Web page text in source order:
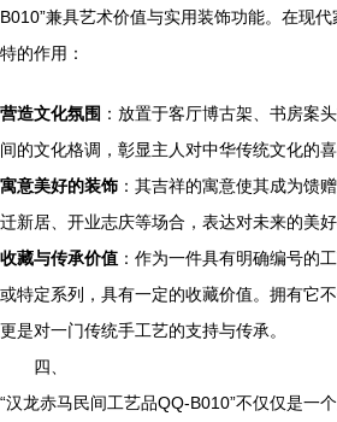
B010”兼具艺术价值与实用装饰功能。在现
特的作用：
营造文化氛围 ：放置于客厅博古架、书房案
间的文化格调，彰显主人对中华传统文化的喜
寓意美好的装饰 ：其吉祥的寓意使其成为馈
迁新居、开业志庆等场合，表达对未来的美好
收藏与传承价值 ：作为一件具有明确编号的
或特定系列，具有一定的收藏价值。拥有它
更是对一门传统手工艺的支持与传承。
四、
“汉龙赤马民间工艺品QQ-B010”不仅仅是一